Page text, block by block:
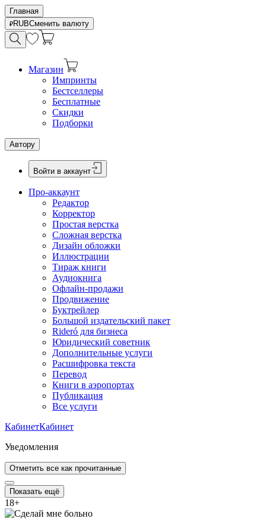
Главная
RUBСменить валюту
Магазин
Импринты
Бестселлеры
Бесплатные
Скидки
Подборки
Автору
Войти в аккаунт
Про-аккаунт
Редактор
Корректор
Простая верстка
Сложная верстка
Дизайн обложки
Иллюстрации
Тираж книги
Аудиокнига
Офлайн-продажи
Продвижение
Буктрейлер
Большой издательский пакет
Rideró для бизнеса
Юридический советник
Дополнительные услуги
Расшифровка текста
Перевод
Книги в аэропортах
Публикация
Все услуги
КабинетКабинет
Уведомления
Отметить все как прочитанные
Показать ещё
18+